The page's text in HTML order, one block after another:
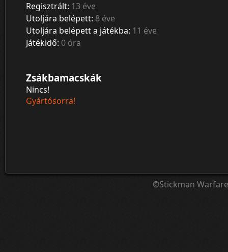
Regisztrált: 13 éve
Utoljára belépett: 8 éve
Utoljára belépett a játékba: 11 éve
Játékidő: 0 óra
Zsákbamacskák
Nincs!
Gyártósorra!
©Stickman Warfare